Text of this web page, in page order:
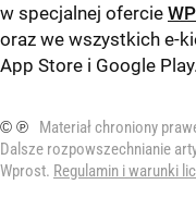
w specjalnej ofercie
oraz we wszystkich e-
App Store i Google Play.
© ℗
Materiał chroniony
Dalsze rozpowszechnianie
Wprost. Regulamin i warunki